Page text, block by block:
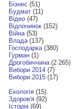
Бізнес (51)
Будмат(11)
Відео(47)
Відпочинок(152)
Війна(53)
Влада(137)
Господарка(380)
Гурман(1)
Дрогобиччина(2 265)
Вибори 2014(7)
Вибори 2015(17)
Екологія(15)
Здоров'я(92)
Історія(69)